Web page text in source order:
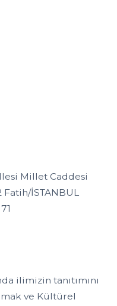
Millet Caddesi
Fatih/İSTANBUL
ilimizin tanıtımını
ve Kültürel